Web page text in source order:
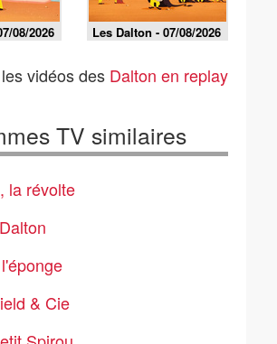
08/2026 Les Dalton - 07/08/2026
vidéos des Dalton en replay
TV similaires
la révolte
& Cie